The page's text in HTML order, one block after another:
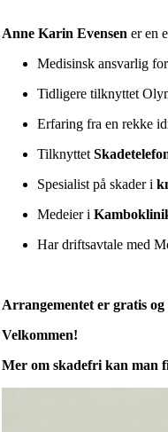
Anne Karin Evensen er en
Medisinsk ansvarlig
Tidligere tilknyttet
Erfaring fra en rekke
Tilknyttet
Spesialist på skader i
Medeier i
Har driftsavtale med
Arrangementet er gratis og
Velkommen!
Mer om skadefri kan man